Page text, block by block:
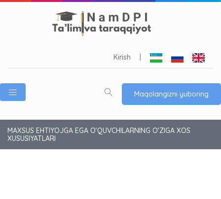
Kirish
Maqolangizni yuboring
MAXSUS EHTIYOJGA EGA O‘QUVCHILARNING O‘ZIGA XOS
XUSUSIYATLARI